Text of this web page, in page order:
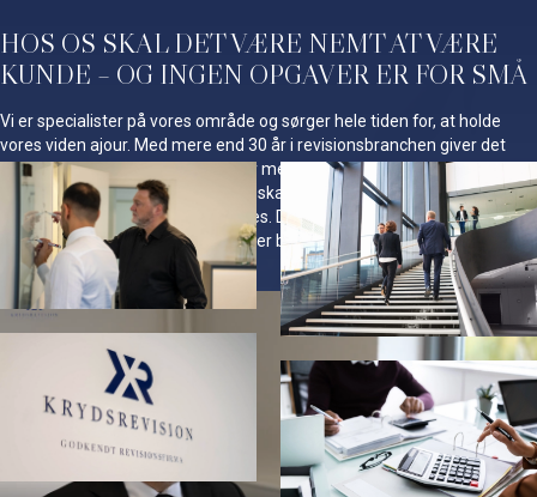
HOS OS SKAL DET VÆRE NEMT AT VÆRE
KUNDE – OG INGEN OPGAVER ER FOR SMÅ
Vi er specialister på vores område og sørger hele tiden for, at holde
vores viden ajour. Med mere end 30 år i revisionsbranchen giver det
mening, at vi hjælper vores kunder med alt indenfor lovgivningen
omkring regnskaber, bogføring og skat. Vi ved hvor dygtige vores
kunder er til deres fag, og vi til vores. Derfor er det en stor bedrift for os,
hvis vi hver især holder os til det vi er bedst til.